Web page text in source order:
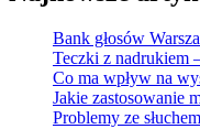
Bank głosów
Teczki z nadrukiem
Co ma wpływ na
Jakie zastosowanie
Problemy ze